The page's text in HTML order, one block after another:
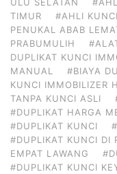
TIMUR
#AHLI
PENUKAL ABAB
PRABUMULIH
DUPLIKAT KUNCI
MANUAL
#BIAYA
KUNCI IMMOBILIZER
TANPA KUNCI ASLI
#DUPLIKAT HARGA
#DUPLIKAT KUNCI
#DUPLIKAT KUNCI DI
EMPAT LAWANG
#DUPLIKAT KUNCI